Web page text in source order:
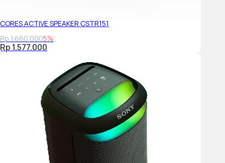
CORES ACTIVE SPEAKER CSTR151
Rp 1.660.0005%
Rp 1.577.000